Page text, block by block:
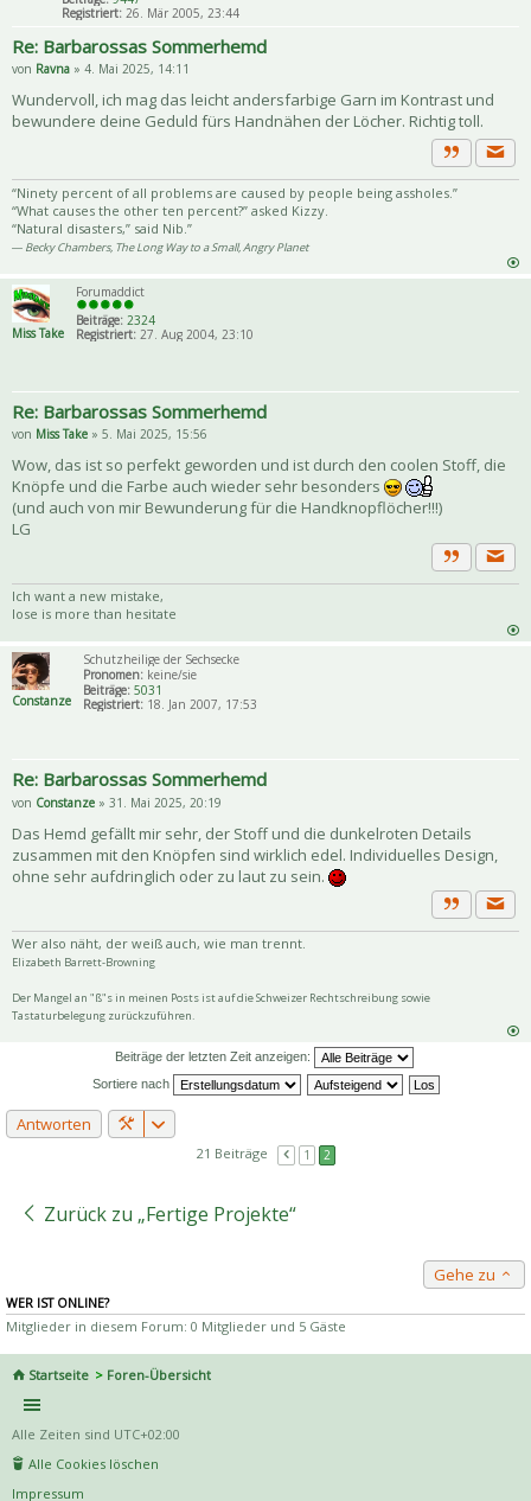
Registriert: 26. Mär 2005, 23:44
Re: Barbarossas Sommerhemd
von Ravna » 4. Mai 2025, 14:11
Wundervoll, ich mag das leicht andersfarbige Garn im Kontrast und
bewundere deine Geduld fürs Handnähen der Löcher. Richtig toll.
Zitat
“Ninety percent of all problems are caused by people being assholes.”
“What causes the other ten percent?” asked Kizzy.
“Natural disasters,” said Nib.”
― Becky Chambers, The Long Way to a Small, Angry Planet
Miss Take
Forumaddict
Beiträge: 2324
Registriert: 27. Aug 2004, 23:10
Re: Barbarossas Sommerhemd
von Miss Take » 5. Mai 2025, 15:56
Wow, das ist so perfekt geworden und ist durch den coolen Stoff, die
Knöpfe und die Farbe auch wieder sehr besonders
(und auch von mir Bewunderung für die Handknopflöcher!!!)
LG
Zitat
Ich want a new mistake,
lose is more than hesitate
Constanze
Schutzheilige der Sechsecke
Pronomen: keine/sie
Beiträge: 5031
Registriert: 18. Jan 2007, 17:53
Re: Barbarossas Sommerhemd
von Constanze » 31. Mai 2025, 20:19
Das Hemd gefällt mir sehr, der Stoff und die dunkelroten Details
zusammen mit den Knöpfen sind wirklich edel. Individuelles Design,
ohne sehr aufdringlich oder zu laut zu sein.
Zitat
Wer also näht, der weiß auch, wie man trennt.
Elizabeth Barrett-Browning
Der Mangel an "ß"s in meinen Posts ist auf die Schweizer Rechtschreibung sowie
Tastaturbelegung zurückzuführen.
Beiträge der letzten Zeit anzeigen:
Sortiere nach
Antworten
21 Beiträge 1 2
Zurück zu „Fertige Projekte“
Gehe zu
WER IST ONLINE?
Mitglieder in diesem Forum: 0 Mitglieder und 5 Gäste
Startseite Foren-Übersicht
Alle Zeiten sind UTC+02:00
Alle Cookies löschen
Impressum